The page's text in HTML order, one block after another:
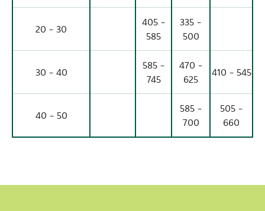
20 - 30
405 -
585
335 -
500
30 - 40
585 -
745
470 -
625
410 - 545
40 - 50
585 -
700
505 -
660